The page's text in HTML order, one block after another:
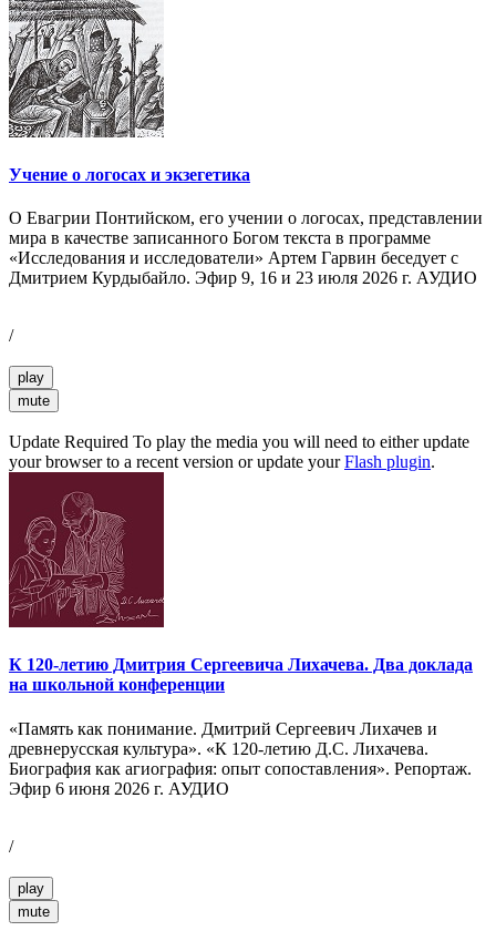
Учение о логосах и экзегетика
О Евагрии Понтийском, его учении о логосах, представлении
мира в качестве записанного Богом текста в программе
«Исследования и исследователи» Артем Гарвин беседует с
Дмитрием Курдыбайло. Эфир 9, 16 и 23 июля 2026 г. АУДИО
/
play
mute
Update Required To play the media you will need to either update
your browser to a recent version or update yourFlash plugin.
К 120-летию Дмитрия Сергеевича Лихачева. Два доклада
на школьной конференции
«Память как понимание. Дмитрий Сергеевич Лихачев и
древнерусская культура». «К 120-летию Д.С. Лихачева.
Биография как агиография: опыт сопоставления». Репортаж.
Эфир 6 июня 2026 г. АУДИО
/
play
mute